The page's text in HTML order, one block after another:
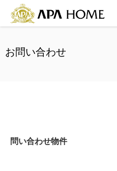
お問い合わせ
問い合わせ物件